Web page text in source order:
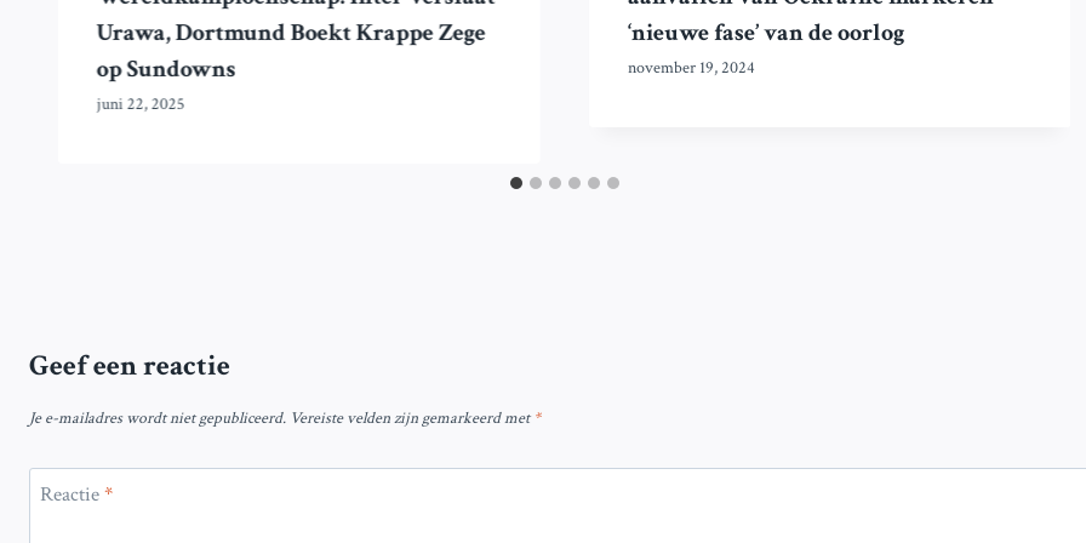
Urawa, Dortmund Boekt Krappe Zege
op Sundowns
juni 22, 2025
‘nieuwe fase’ van de oorlog
november 19, 2024
Geef een reactie
Je e-mailadres wordt niet gepubliceerd. Vereiste velden zijn gemarkeerd met*
Reactie*